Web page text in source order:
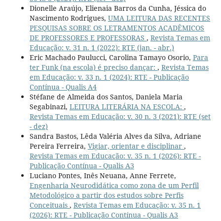
Dionelle Araújo, Elienaia Barros da Cunha, Jéssica do
Nascimento Rodrigues, UMA LEITURA DAS RECENTES
PESQUISAS SOBRE OS LETRAMENTOS ACADÊMICOS
DE PROFESSORES E PROFESSORAS , Revista Temas em
Educação: v. 31 n. 1 (2022): RTE (jan. - abr.)
Eric Machado Paulucci, Carolina Tamayo Osorio, Para
ter Funk (na escola) é preciso dançar: , Revista Temas
em Educação: v. 33 n. 1 (2024): RTE - Publicação
Contínua - Qualis A4
Stéfane de Almeida dos Santos, Daniela Maria
Segabinazi, LEITURA LITERÁRIA NA ESCOLA: ,
Revista Temas em Educação: v. 30 n. 3 (2021): RTE (set
- dez)
Sandra Bastos, Lêda Valéria Alves da Silva, Adriane
Pereira Ferreira, Vigiar, orientar e disciplinar ,
Revista Temas em Educação: v. 35 n. 1 (2026): RTE -
Publicação Contínua - Qualis A3
Luciano Pontes, Inês Neuana, Anne Ferrete,
Engenharia Neurodidática como zona de um Perfil
Metodológico a partir dos estudos sobre Perfis
Conceituais , Revista Temas em Educação: v. 35 n. 1
(2026): RTE - Publicação Contínua - Qualis A3